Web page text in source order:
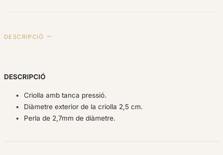
DESCRIPCIÓ
DESCRIPCIÓ
Criolla amb tanca pressió.
Diàmetre exterior de la criolla 2,5 cm.
Perla de 2,7mm de diàmetre.